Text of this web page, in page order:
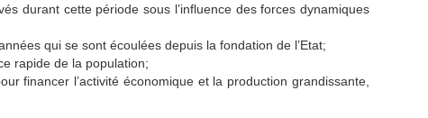
durant cette période sous l’influence des forces dynamiques
qui se sont écoulées depuis la fondation de l’Etat;
rapide de la population;
financer l’activité économique et la production grandissante,